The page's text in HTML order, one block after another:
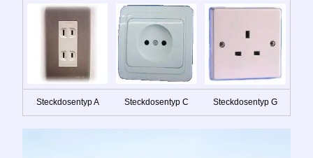
Steckdosentyp A Steckdosentyp C Steckdosentyp G